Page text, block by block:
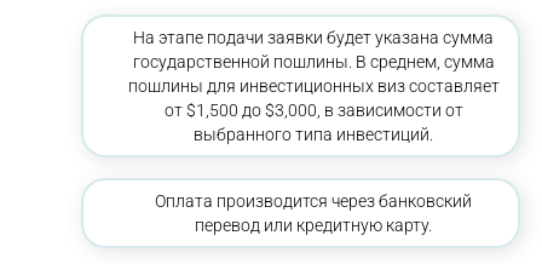
На этапе подачи заявки будет указана сумма
государственной пошлины. В среднем, сумма
пошлины для инвестиционных виз составляет
от $1,500 до $3,000, в зависимости от
выбранного типа инвестиций.
Оплата производится через банковский
перевод или кредитную карту.